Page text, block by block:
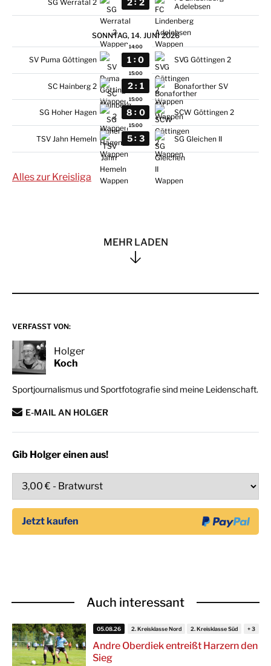
SG Werratal 2
Adelebsen
SONNTAG, 14. JUNI 2026
14:00
SV Puma Göttingen 1 : 0 SVG Göttingen 2
15:00
SC Hainberg 2 2 : 1 Bonaforther SV
15:00
SG Hoher Hagen 8 : 0 SCW Göttingen 2
15:00
TSV Jahn Hemeln 5 : 3 SG Gleichen II
Alles zur Kreisliga
MEHR LADEN
VERFASST VON:
Holger
Koch
Sportjournalismus und Sportfotografie sind meine Leidenschaft.
E-MAIL AN HOLGER
Gib Holger einen aus!
Auch interessant
Andre Oberdiek entreißt Harzern den
Sieg
05.08.26 2. Kreisklasse Nord 2. Kreisklasse Süd